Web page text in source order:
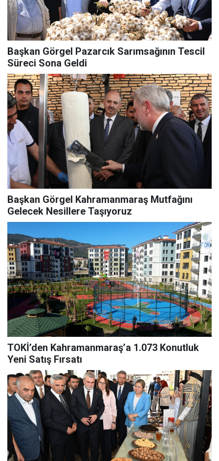
Başkan Görgel Pazarcık Sarımsağının Tescil
Süreci Sona Geldi
Başkan Görgel Kahramanmaraş Mutfağını
Gelecek Nesillere Taşıyoruz
TOKİ’den Kahramanmaraş’a 1.073 Konutluk
Yeni Satış Fırsatı